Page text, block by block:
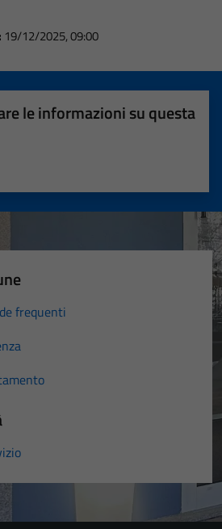
19/12/2025, 09:00
le informazioni su questa
5 stelle su 5
su 5
su 5
5
frequenti